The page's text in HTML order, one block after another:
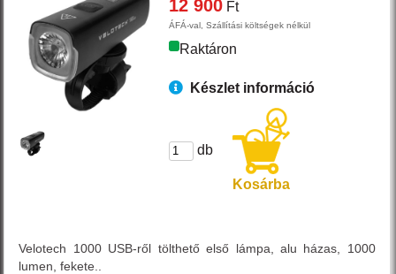
12 900 Ft
ÁFÁ-val, Szállítási költségek nélkül
Raktáron
Készlet információ
db
Kosárba
Velotech 1000 USB-ről tölthető első lámpa, alu házas, 1000
lumen, fekete..